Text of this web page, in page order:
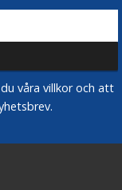
våra villkor och att